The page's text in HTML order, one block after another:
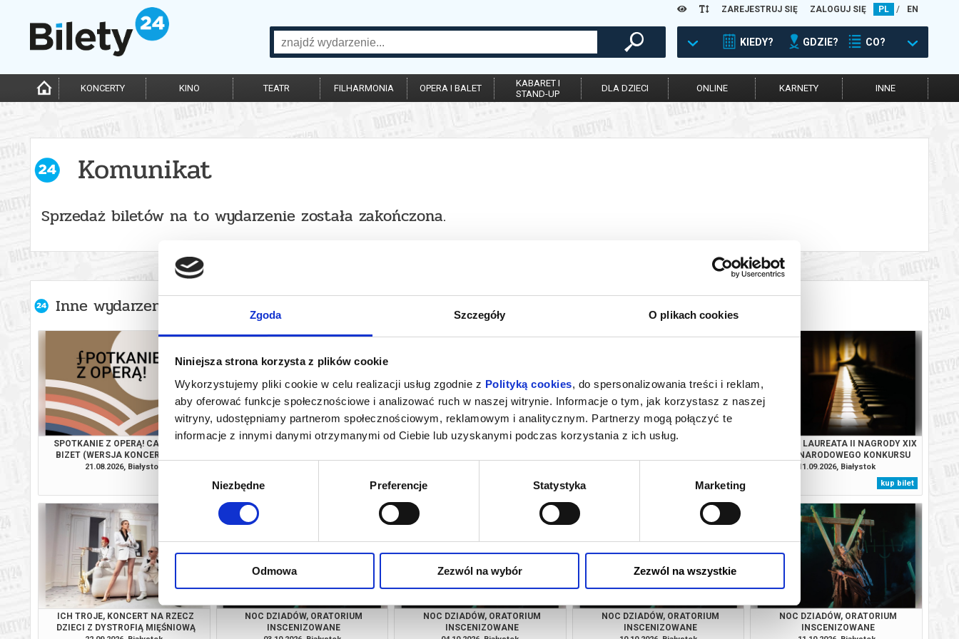
Zgoda Szczegóły O plikach cookies
Niniejsza strona korzysta z plików cookie
Wykorzystujemy pliki cookie w celu realizacji usług zgodnie z Polityką cookies, do spersonalizowania treści i reklam,
aby oferować funkcje społecznościowe i analizować ruch w naszej witrynie. Informacje o tym, jak korzystasz z naszej
witryny, udostępniamy partnerom społecznościowym, reklamowym i analitycznym. Partnerzy mogą połączyć te
informacje z innymi danymi otrzymanymi od Ciebie lub uzyskanymi podczas korzystania z ich usług.
Wybór
Niezbędne Preferencje Statystyka Marketing
Odmowa Zezwól na wybór Zezwól na wszystkie
ZAREJESTRUJ SIĘ ZALOGUJ SIĘ PL / EN
KIEDY? GDZIE? CO?
KONCERTY KINO TEATR FILHARMONIA OPERA I BALET
KABARET I
STAND-UP
DLA DZIECI ONLINE KARNETY INNE
Komunikat
Sprzedaż biletów na to wydarzenie została zakończona.
Inne wydarzenia organizatora
SPOTKANIE Z OPERĄ! CARMEN, G.
BIZET (WERSJA KONCERTOWA), I
MIĘDZYNARODOWE SPOTKANIA ZE
21.08.2026, Białystok
SPOTKANIE Z ARIĄ! KONCERT
SUWAŁKACH, I MIĘDZYNARODOWE
kup bilet
SPOTKANIE Z FILMEM! FILM NIEMY
kup bilet
GALA OPEROWA! I
kup bilet
KONCERT LAUREATA II NAGRODY XIX
MIĘDZYNARODOWEGO KONKURSU
PIANISTYCZNEGO IM. FRYDERYKA
CHOPINA KEVINA CHENA
11.09.2026, Białystok
kup bilet
ICH TROJE, KONCERT NA RZECZ
DZIECI Z DYSTROFIĄ MIĘŚNIOWĄ
NOC DZIADÓW, ORATORIUM
INSCENIZOWANE
NOC DZIADÓW, ORATORIUM
INSCENIZOWANE
NOC DZIADÓW, ORATORIUM
INSCENIZOWANE
NOC DZIADÓW, ORATORIUM
INSCENIZOWANE